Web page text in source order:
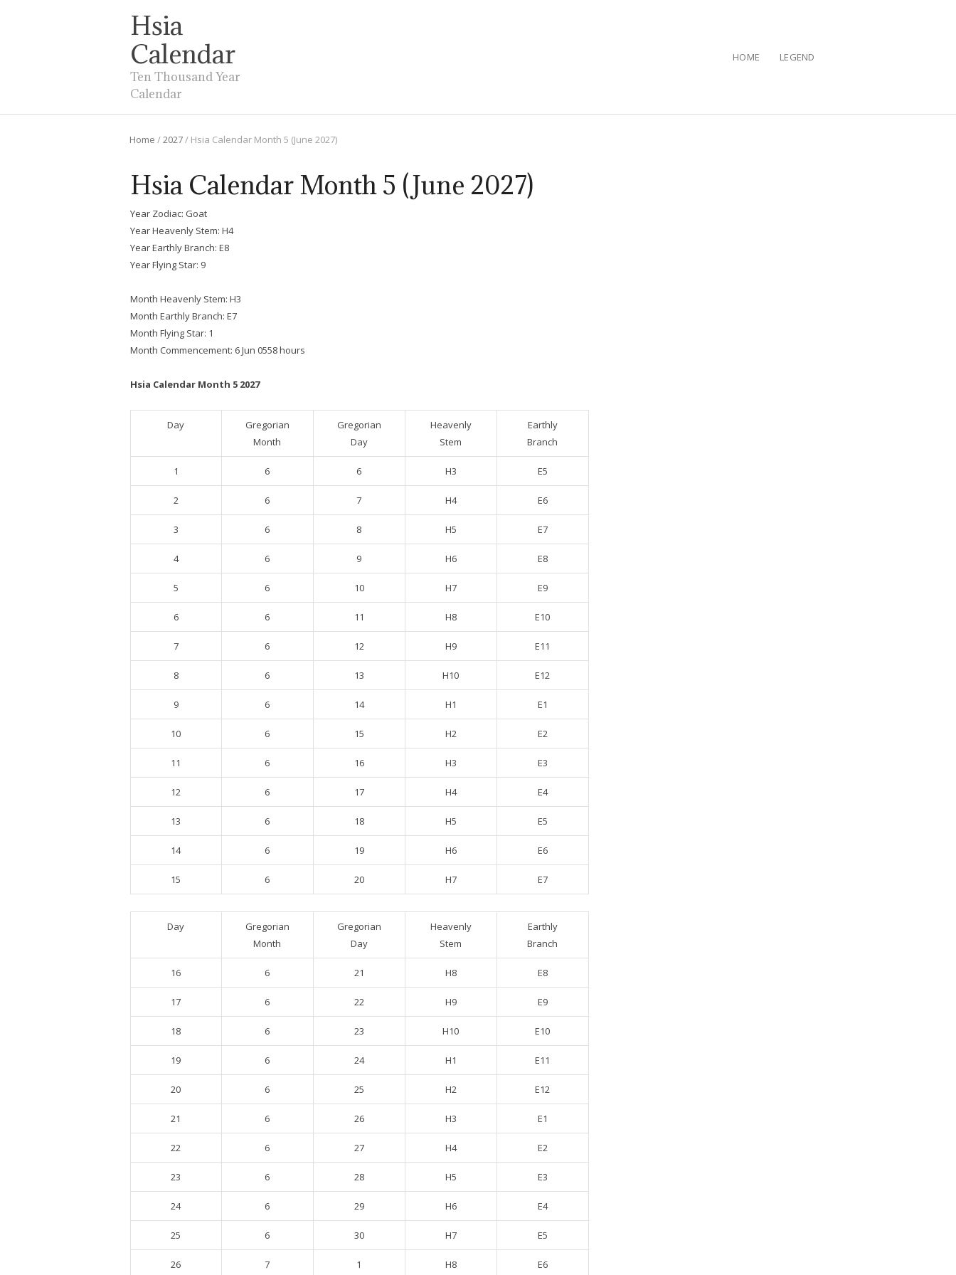
Hsia
Calendar
Ten Thousand Year
Calendar
HOME LEGEND
Home /2027/ Hsia Calendar Month 5 (June 2027)
Hsia Calendar Month 5 (June 2027)
Year Zodiac: Goat
Year Heavenly Stem: H4
Year Earthly Branch: E8
Year Flying Star: 9
Month Heavenly Stem: H3
Month Earthly Branch: E7
Month Flying Star: 1
Month Commencement: 6 Jun 0558 hours
Hsia Calendar Month 5 2027
Day
Gregorian
Month
Gregorian
Day
Heavenly
Stem
Earthly
Branch
1 6 6 H3 E5
2 6 7 H4 E6
3 6 8 H5 E7
4 6 9 H6 E8
5 6 10 H7 E9
6 6 11 H8 E10
7 6 12 H9 E11
8 6 13 H10 E12
9 6 14 H1 E1
10 6 15 H2 E2
11 6 16 H3 E3
12 6 17 H4 E4
13 6 18 H5 E5
14 6 19 H6 E6
15 6 20 H7 E7
Day
Gregorian
Month
Gregorian
Day
Heavenly
Stem
Earthly
Branch
16 6 21 H8 E8
17 6 22 H9 E9
18 6 23 H10 E10
19 6 24 H1 E11
20 6 25 H2 E12
21 6 26 H3 E1
22 6 27 H4 E2
23 6 28 H5 E3
24 6 29 H6 E4
25 6 30 H7 E5
26 7 1 H8 E6